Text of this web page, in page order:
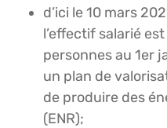
d’ici le 10 mars
l’effectif salarié
personnes au 1er
un plan de
de produire des
(ENR);